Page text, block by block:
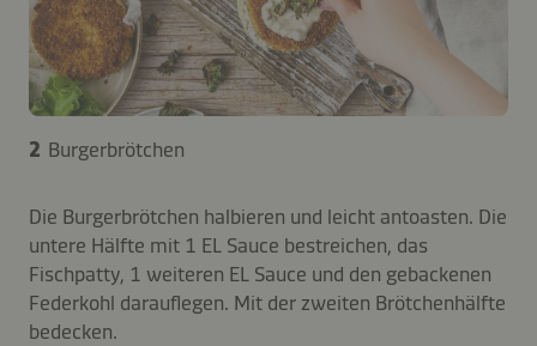
2 Burgerbrötchen
Die Burgerbrötchen halbieren und leicht antoasten. Die
untere Hälfte mit 1 EL Sauce bestreichen, das
Fischpatty, 1 weiteren EL Sauce und den gebackenen
Federkohl darauflegen. Mit der zweiten Brötchenhälfte
bedecken.